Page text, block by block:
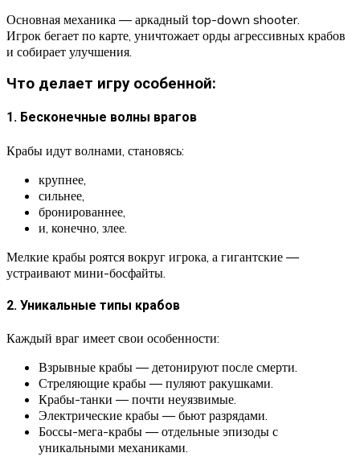
Основная механика — аркадный top-down shooter.
Игрок бегает по карте, уничтожает орды агрессивных крабов
и собирает улучшения.
Что делает игру особенной:
1. Бесконечные волны врагов
Крабы идут волнами, становясь:
крупнее,
сильнее,
бронированнее,
и, конечно, злее.
Мелкие крабы роятся вокруг игрока, а гигантские —
устраивают мини-босфайты.
2. Уникальные типы крабов
Каждый враг имеет свои особенности:
Взрывные крабы — детонируют после смерти.
Стреляющие крабы — пуляют ракушками.
Крабы-танки — почти неуязвимые.
Электрические крабы — бьют разрядами.
Боссы-мега-крабы — отдельные эпизоды с
уникальными механиками.